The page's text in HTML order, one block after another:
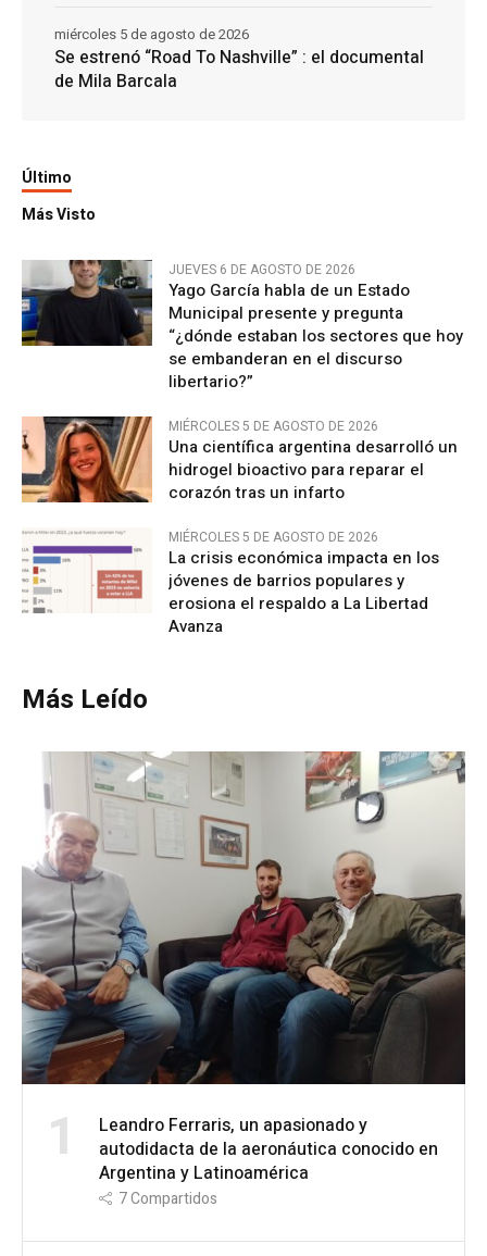
Se estrenó “Road To Nashville” : el documental
de Mila Barcala
miércoles 5 de agosto de 2026
Último
Más Visto
JUEVES 6 DE AGOSTO DE 2026
Yago García habla de un Estado
Municipal presente y pregunta
“¿dónde estaban los sectores que hoy
se embanderan en el discurso
libertario?”
MIÉRCOLES 5 DE AGOSTO DE 2026
Una científica argentina desarrolló un
hidrogel bioactivo para reparar el
corazón tras un infarto
MIÉRCOLES 5 DE AGOSTO DE 2026
La crisis económica impacta en los
jóvenes de barrios populares y
erosiona el respaldo a La Libertad
Avanza
Más Leído
1
Leandro Ferraris, un apasionado y
autodidacta de la aeronáutica conocido en
Argentina y Latinoamérica
7Compartidos